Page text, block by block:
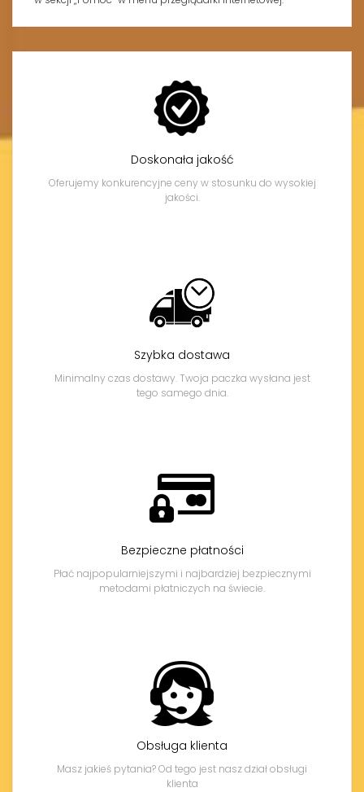
Doskonała jakość
Oferujemy konkurencyjne ceny w stosunku do wysokiej
jakości.
Szybka dostawa
Minimalny czas dostawy. Twoja paczka wysłana jest
tego samego dnia.
Bezpieczne płatności
Płać najpopularniejszymi i najbardziej bezpiecznymi
metodami płatniczych na świecie.
Obsługa klienta
Masz jakieś pytania? Od tego jest nasz dział obsługi
klienta